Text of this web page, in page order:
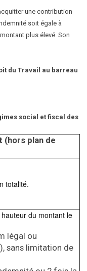
une contribution
soit égale à
plus élevé. Son
du Travail au barreau
social et fiscal des
(hors plan de
totalité.
hauteur du montant le
légal ou
sans limitation de